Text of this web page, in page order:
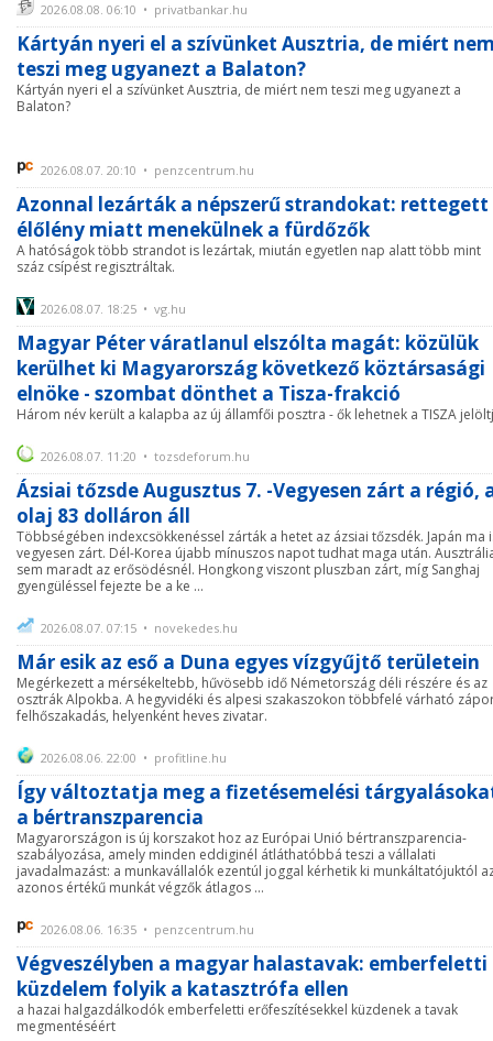
2026.08.08. 06:10 • privatbankar.hu
Kártyán nyeri el a szívünket Ausztria, de miért
teszi meg ugyanezt a Balaton?
Kártyán nyeri el a szívünket Ausztria, de miért nem teszi meg ugyanezt a
Balaton?
2026.08.07. 20:10 • penzcentrum.hu
Azonnal lezárták a népszerű strandokat: rettegett
élőlény miatt menekülnek a fürdőzők
A hatóságok több strandot is lezártak, miután egyetlen nap alatt több mint
száz csípést regisztráltak.
2026.08.07. 18:25 • vg.hu
Magyar Péter váratlanul elszólta magát: közülük
kerülhet ki Magyarország következő köztársasági
elnöke - szombat dönthet a Tisza-frakció
Három név került a kalapba az új államfői posztra - ők lehetnek a TISZA
2026.08.07. 11:20 • tozsdeforum.hu
Ázsiai tőzsde Augusztus 7. -Vegyesen zárt a régió,
olaj 83 dolláron áll
Többségében indexcsökkenéssel zárták a hetet az ázsiai tőzsdék. Japán ma
vegyesen zárt. Dél-Korea újabb mínuszos napot tudhat maga után.
sem maradt az erősödésnél. Hongkong viszont pluszban zárt, míg Sanghaj
gyengüléssel fejezte be a ke ...
2026.08.07. 07:15 • novekedes.hu
Már esik az eső a Duna egyes vízgyűjtő területein
Megérkezett a mérsékeltebb, hűvösebb idő Németország déli részére és az
osztrák Alpokba. A hegyvidéki és alpesi szakaszokon többfelé várható
felhőszakadás, helyenként heves zivatar.
2026.08.06. 22:00 • profitline.hu
Így változtatja meg a fizetésemelési
a bértranszparencia
Magyarországon is új korszakot hoz az Európai Unió bértranszparencia-
szabályozása, amely minden eddiginél átláthatóbbá teszi a vállalati
javadalmazást: a munkavállalók ezentúl joggal kérhetik ki munkáltatójuktól
azonos értékű munkát végzők átlagos ...
2026.08.06. 16:35 • penzcentrum.hu
Végveszélyben a magyar halastavak: emberfeletti
küzdelem folyik a katasztrófa ellen
a hazai halgazdálkodók emberfeletti erőfeszítésekkel küzdenek a tavak
megmentéséért